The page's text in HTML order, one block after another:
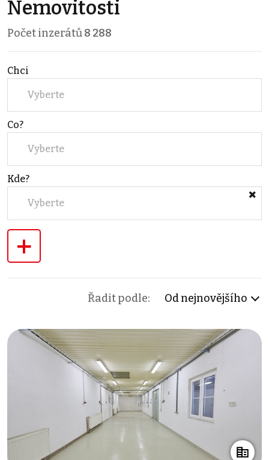
Nemovitosti
Počet inzerátů8 288
Chci
Vyberte
Co?
Vyberte
Kde?
Vyberte
+
Řadit podle: Od nejnovějšího